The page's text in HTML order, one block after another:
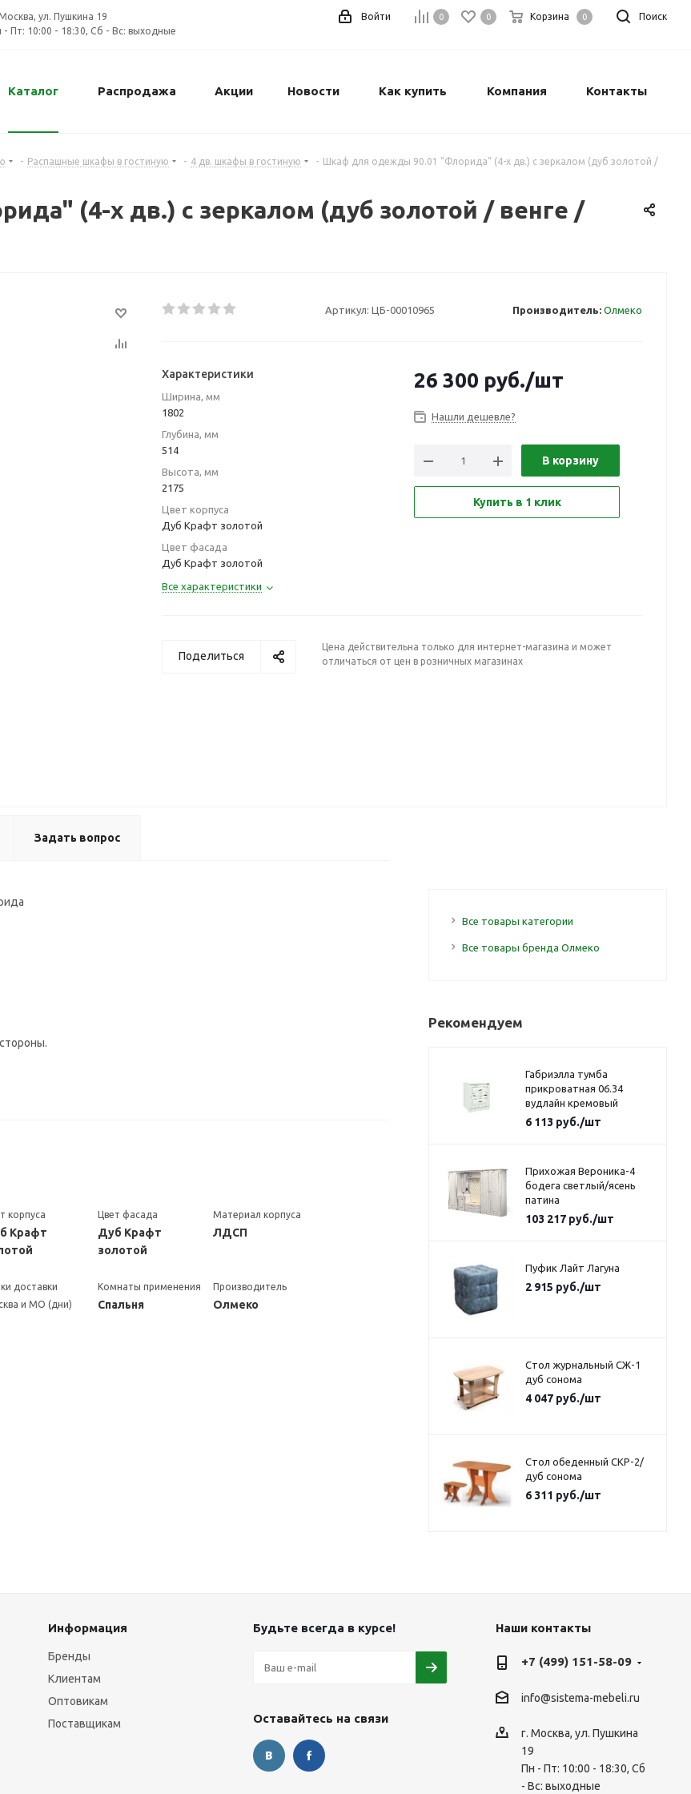
ул. Пушкина 19
- Пт: 10:00 - 18:30, Сб - Вс: выходные
Поиск
0 0 Корзина 0
Войти
Каталог Распродажа Акции Новости Как купить Компания Контакты
- Распашные шкафы в гостиную - 4 дв. шкафы в гостиную - Шкаф для одежды 90.01 "Флорида" (4-х дв.) с зеркалом (дуб золотой /
(4-х дв.) с зеркалом (дуб золотой / венге /
Артикул: ЦБ-00010965 Производитель: Олмеко
Характеристики
Ширина, мм
1802
Глубина, мм
514
Высота, мм
2175
Цвет корпуса
Дуб Крафт золотой
Цвет фасада
Дуб Крафт золотой
Все характеристики
26 300 руб./шт
Нашли дешевле?
В корзину
Купить в 1 клик
Поделиться
Цена действительна только для интернет-магазина и может
отличаться от цен в розничных магазинах
Задать вопрос
корпуса
Крафт
Цвет фасада
Дуб Крафт
золотой
Материал корпуса
ЛДСП
доставки
и МО (дни)
Комнаты применения
Спальня
Производитель
Олмеко
Все товары категории
Все товары бренда Олмеко
Рекомендуем
Габриэлла тумба
прикроватная 06.34
вудлайн кремовый
6 113 руб./шт
Прихожая Вероника-4
бодега светлый/ясень
патина
103 217руб./шт
Пуфик Лайт Лагуна
2 915 руб./шт
Стол журнальный СЖ-1
дуб сонома
4 047руб./шт
Стол обеденный СКР-2/
дуб сонома
6 311 руб./шт
Информация
Бренды
Клиентам
Оптовикам
Поставщикам
Будьте всегда в курсе!
Оставайтесь на связи
Наши контакты
+7 (499) 151-58-09
info@sistema-mebeli.ru
г. Москва, ул. Пушкина
19
Пн - Пт: 10:00 - 18:30, Сб
- Вс: выходные